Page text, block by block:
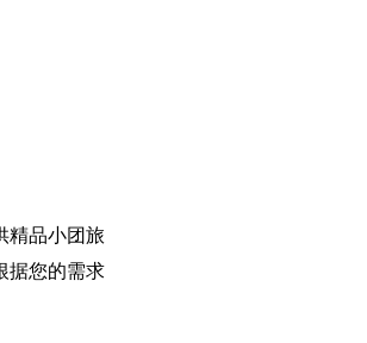
精品小团旅
据您的需求